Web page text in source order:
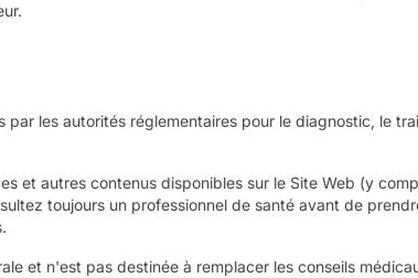
les autorités réglementaires pour le diagnostic, le
et autres contenus disponibles sur le Site Web (y
toujours un professionnel de santé avant de
et n'est pas destinée à remplacer les conseils